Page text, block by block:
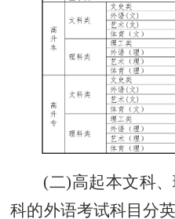
(二)高起本文科
科的外语考试科目分